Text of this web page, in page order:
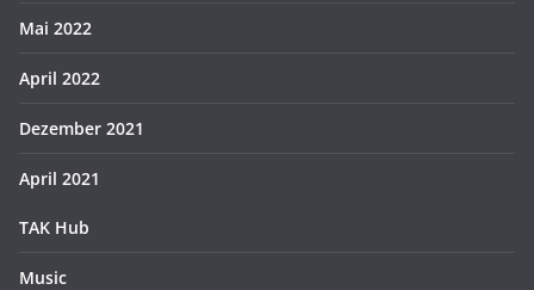
Mai 2022
April 2022
Dezember 2021
April 2021
TAK Hub
Music